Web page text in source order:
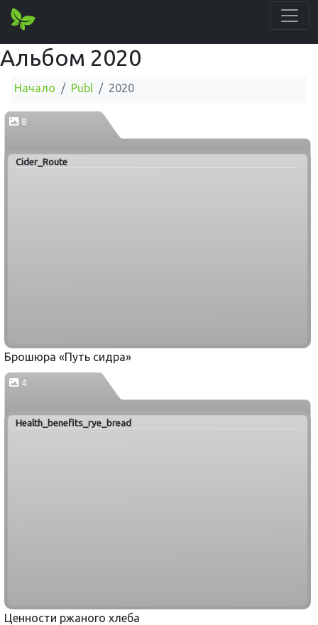
Альбом 2020
Начало Publ 2020
8
Cider_Route
Брошюра «Путь сидра»
4
Health_benefits_rye_bread
Ценности ржаного хлеба